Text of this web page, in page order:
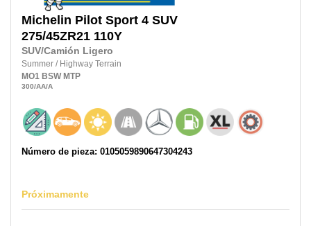
Michelin Pilot Sport 4 SUV
275/45ZR21 110Y
SUV/Camión Ligero
Summer / Highway Terrain
MO1 BSW MTP
300/AA/A
Número de pieza: 0105059890647304243
Próximamente